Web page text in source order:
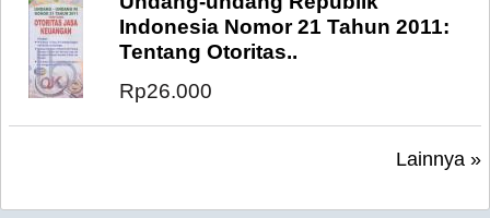
Indonesia Nomor 21 Tahun 2011:
Tentang Otoritas..
Rp26.000
Lainnya »